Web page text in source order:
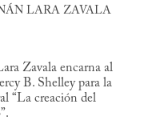
LARA ZAVALA
Zavala encarna al
B. Shelley para la
“La creación del